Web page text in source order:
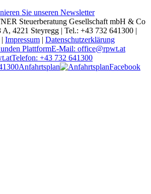
Sie unseren Newsletter
Steuerberatung Gesellschaft mbH & Co
4221 Steyregg | Tel.: +43 732 641300 |
Impressum | Datenschutzerklärung
E-Mail: office@rpwt.at
Telefon: +43 732 641300
Anfahrtsplan
Facebook